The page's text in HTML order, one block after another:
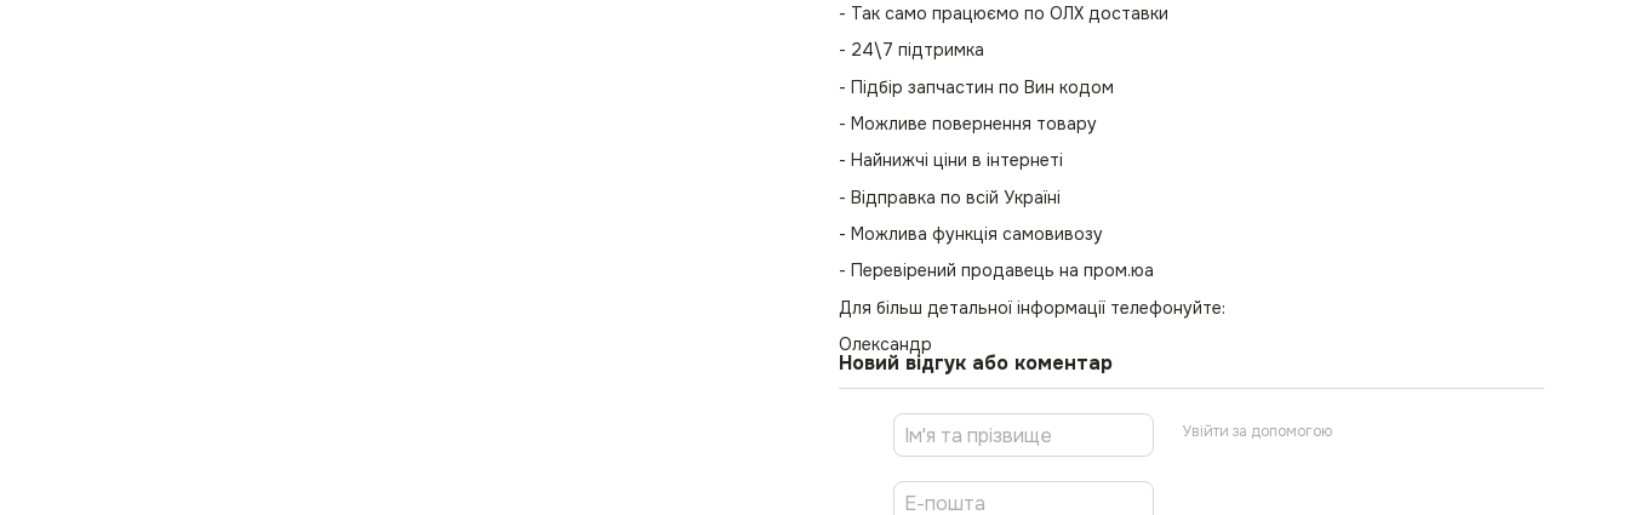
- Так само працюємо по ОЛХ доставки
- 24\7 підтримка
- Підбір запчастин по Вин кодом
- Можливе повернення товару
- Найнижчі ціни в інтернеті
- Відправка по всій Україні
- Можлива функція самовивозу
- Перевірений продавець на пром.юа
Для більш детальної інформації телефонуйте:
Олександр
Новий відгук або коментар
Увійти за допомогою